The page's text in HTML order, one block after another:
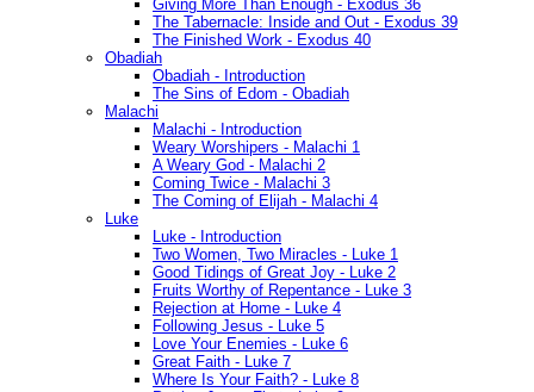
Giving More Than Enough - Exodus 36
The Tabernacle: Inside and Out - Exodus 39
The Finished Work - Exodus 40
Obadiah
Obadiah - Introduction
The Sins of Edom - Obadiah
Malachi
Malachi - Introduction
Weary Worshipers - Malachi 1
A Weary God - Malachi 2
Coming Twice - Malachi 3
The Coming of Elijah - Malachi 4
Luke
Luke - Introduction
Two Women, Two Miracles - Luke 1
Good Tidings of Great Joy - Luke 2
Fruits Worthy of Repentance - Luke 3
Rejection at Home - Luke 4
Following Jesus - Luke 5
Love Your Enemies - Luke 6
Great Faith - Luke 7
Where Is Your Faith? - Luke 8